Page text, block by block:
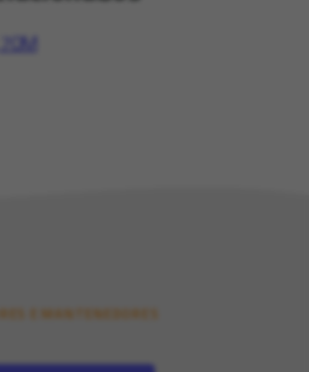
E MANTENEDORES